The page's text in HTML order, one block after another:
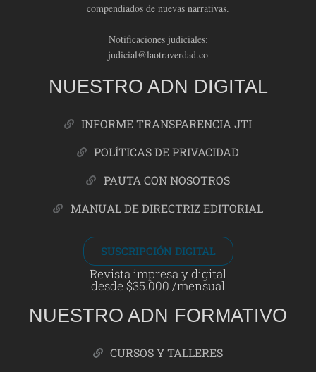
compendiados de nuevas narrativas.
Notificaciones judiciales:
judicial@laotraverdad.co
NUESTRO ADN DIGITAL
INFORME TRANSPARENCIA JTI
POLÍTICAS DE PRIVACIDAD
PAUTA CON NOSOTROS
MANUAL DE DIRECTRIZ EDITORIAL
SUSCRIPCIÓN DIGITAL
Revista impresa y digital
desde $35.000 /mensual
NUESTRO ADN FORMATIVO
CURSOS Y TALLERES